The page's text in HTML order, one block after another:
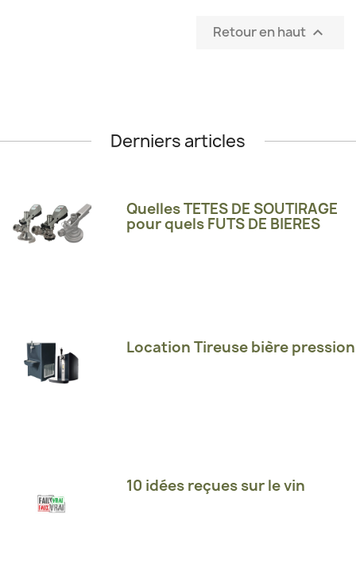
Retour en haut 
Derniers articles
Quelles TETES DE SOUTIRAGE
pour quels FUTS DE BIERES
Location Tireuse bière pression
10 idées reçues sur le vin